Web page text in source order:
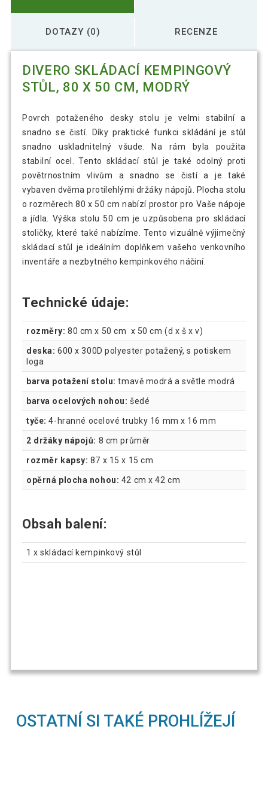
DOTAZY (0) RECENZE
DIVERO SKLÁDACÍ KEMPINGOVÝ
STŮL, 80 X 50 CM, MODRÝ
Povrch potaženého desky stolu je velmi stabilní a
snadno se čistí. Díky praktické funkci skládání je stůl
snadno uskladnitelný všude. Na rám byla použita
stabilní ocel. Tento skládací stůl je také odolný proti
povětrnostním vlivům a snadno se čistí a je také
vybaven dvěma protilehlými držáky nápojů. Plocha stolu
o rozměrech 80 x 50 cm nabízí prostor pro Vaše nápoje
a jídla. Výška stolu 50 cm je uzpůsobena pro skládací
stoličky, které také nabízíme. Tento vizuálně výjimečný
skládací stůl je ideálním doplňkem vašeho venkovního
inventáře a nezbytného kempinkového náčiní.
Technické údaje:
rozměry: 80 cm x 50 cm x 50 cm (d x š x v)
deska: 600 x 300D polyester potažený, s potiskem
loga
barva potažení stolu: tmavě modrá a světle modrá
barva ocelových nohou: šedé
tyče: 4-hranné ocelové trubky 16 mm x 16 mm
2 držáky nápojů: 8 cm průměr
rozměr kapsy: 87 x 15 x 15 cm
opěrná plocha nohou: 42 cm x 42 cm
Obsah balení:
1 x skládací kempinkový stůl
OSTATNÍ SI TAKÉ PROHLÍŽEJÍ